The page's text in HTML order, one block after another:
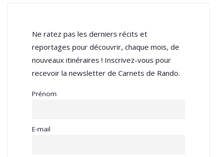
Ne ratez pas les derniers récits et
reportages pour découvrir, chaque mois, de
nouveaux itinéraires ! Inscrivez-vous pour
recevoir la newsletter de Carnets de Rando.
Prénom
E-mail